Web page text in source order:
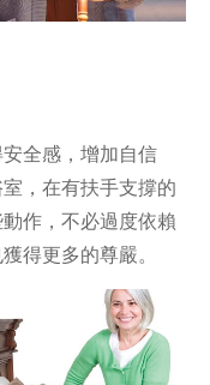
全感，增加自信
，在有扶手支撐的
作，不必過度依賴
得更多的尊嚴。